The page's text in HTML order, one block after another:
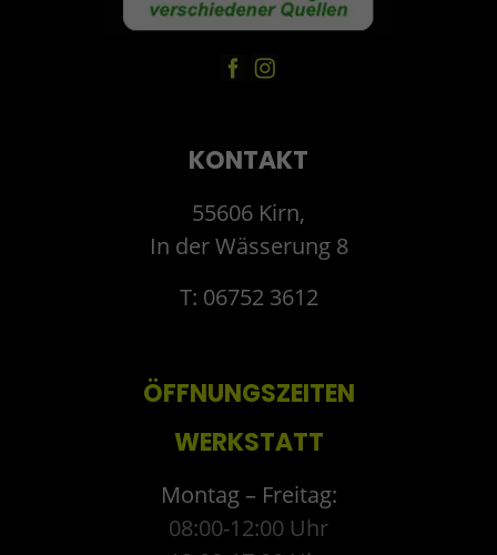
KONTAKT
55606 Kirn,
In der Wässerung 8
T: 06752 3612
ÖFFNUNGSZEITEN
WERKSTATT
Montag – Freitag:
08:00-12:00 Uhr